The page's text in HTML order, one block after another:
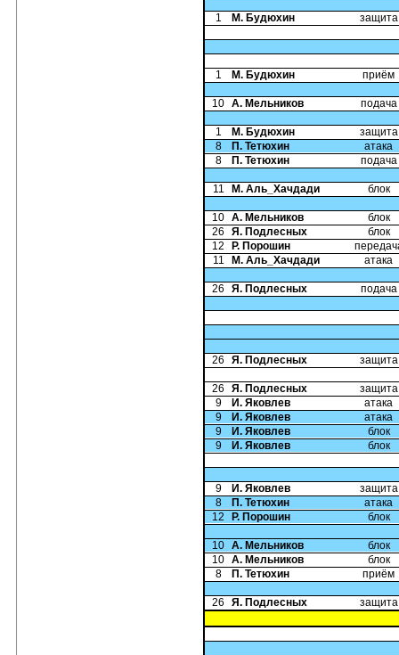
1 М. Будюхин защита
1 М. Будюхин приём
10 А. Мельников подача
1 М. Будюхин
защита
8
П. Тетюхин
атака
8
П. Тетюхин подача
11 М. Аль_Хачдади блок
10 А. Мельников
блок
26
Я. Подлесных
блок
12
Р. Порошин
11
М. Аль_Хачдади атака
26 Я. Подлесных подача
26 Я. Подлесных защита
26 Я. Подлесных
защита
9
И. Яковлев
атака
9
И. Яковлев
атака
9
И. Яковлев
блок
9
И. Яковлев блок
9 И. Яковлев
защита
8
П. Тетюхин
атака
12
Р. Порошин блок
10 А. Мельников
блок
10 А. Мельников
блок
8
П. Тетюхин приём
26 Я. Подлесных защита